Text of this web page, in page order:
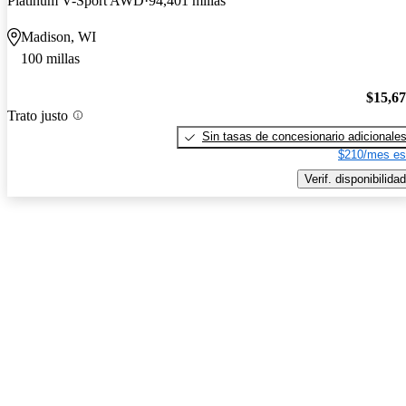
Madison, WI
100 millas
Trato justo
Sin tasas de concesionario adicionales
$210/mes
Verif. disponibilidad